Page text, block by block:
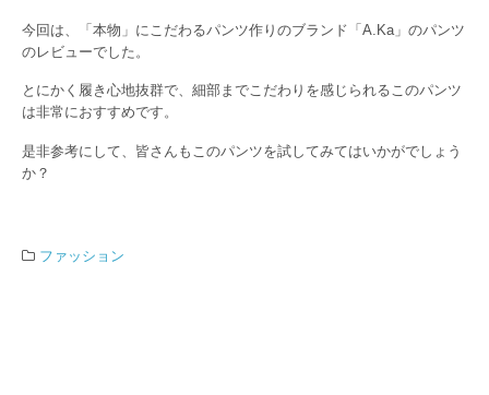
今回は、「本物」にこだわるパンツ作りのブランド「A.Ka」のパンツ
のレビューでした。
とにかく履き心地抜群で、細部までこだわりを感じられるこのパンツ
は非常におすすめです。
是非参考にして、皆さんもこのパンツを試してみてはいかがでしょう
か？
ファッション